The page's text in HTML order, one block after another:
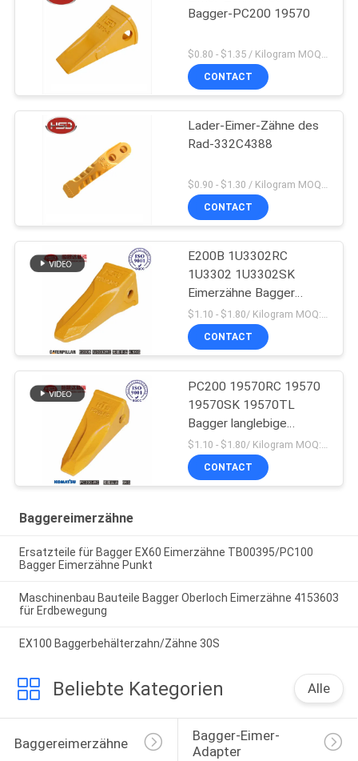
Bagger-PC200 19570
CONTACT
Lader-Eimer-Zähne des
Rad-332C4388
CONTACT
E200B 1U3302RC
1U3302 1U3302SK
Eimerzähne Bagger
Massenproduktion
$1.10 - $1.80/ Kilogram MOQ:100 Kilogram/Kilograms
CONTACT
PC200 19570RC 19570
19570SK 19570TL
Bagger langlebige
Eimerzähne für Komatsu$1.10 - $1.80/ Kilogram MOQ:100 Kilogramm/Kilogramm
CONTACT
Baggereimerzähne
Ersatzteile für Bagger EX60 Eimerzähne TB00395/PC100
Bagger Eimerzähne Punkt
Maschinenbau Bauteile Bagger Oberloch Eimerzähne 4153603
für Erdbewegung
EX100 Baggerbehälterzahn/Zähne 30S
Beliebte Kategorien Alle
Baggereimerzähne
Bagger-Eimer-
Adapter